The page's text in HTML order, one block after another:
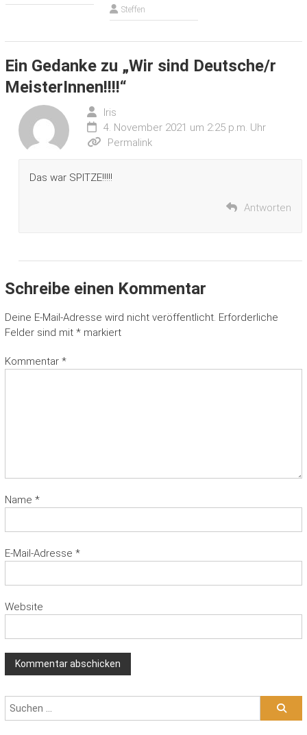
Steffen
Ein Gedanke zu „Wir sind Deutsche/r
MeisterInnen!!!!“
Iris
4. November 2021 um 2:25 p.m. Uhr
Permalink
Das war SPITZE!!!!!
Antworten
Schreibe einen Kommentar
Deine E-Mail-Adresse wird nicht veröffentlicht. Erforderliche
Felder sind mit *markiert
Kommentar *
Name *
E-Mail-Adresse *
Website